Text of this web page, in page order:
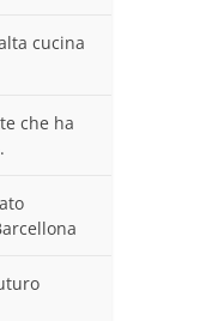
cucina
che ha